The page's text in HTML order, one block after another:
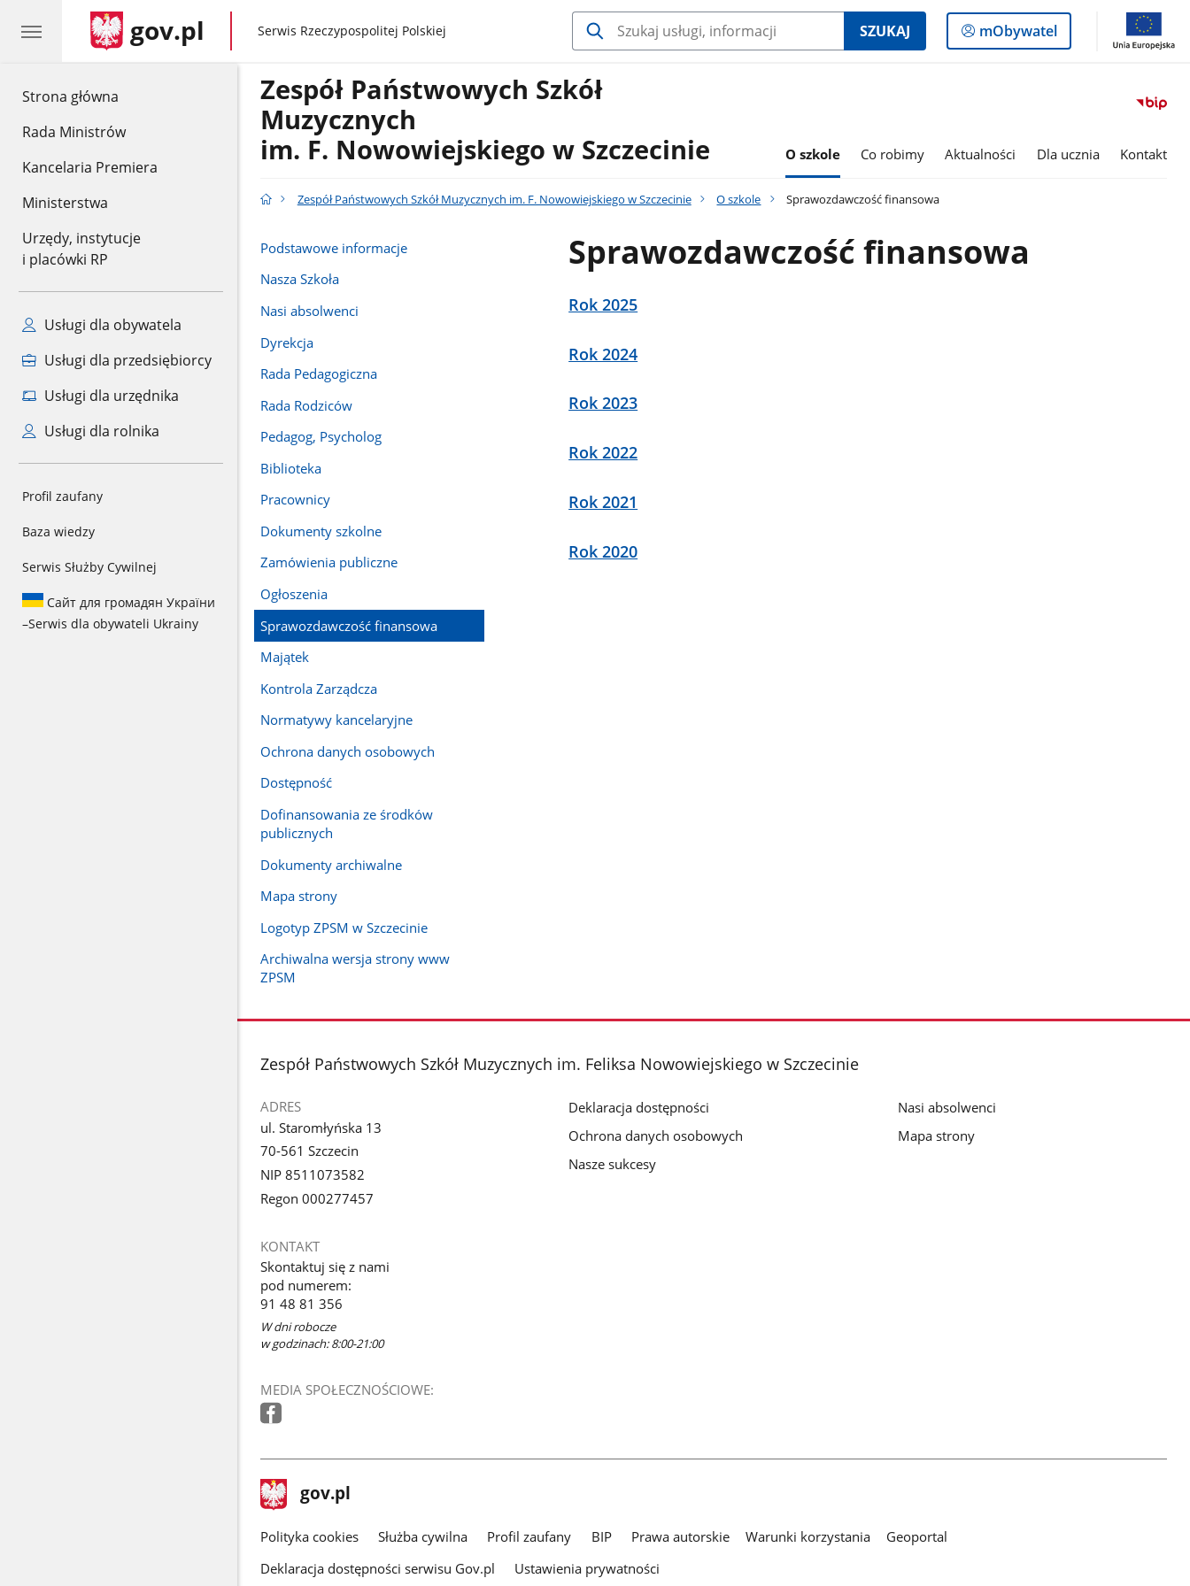
Strona główna
Rada Ministrów
Kancelaria Premiera
Ministerstwa
Urzędy, instytucje
i placówki RP
Usługi dla obywatela
Usługi dla przedsiębiorcy
Usługi dla urzędnika
Usługi dla rolnika
Profil zaufany
Baza wiedzy
Serwis Służby Cywilnej
Сайт для громадян України
–Serwis dla obywateli Ukrainy
gov.pl gov.pl
Serwis Rzeczypospolitej Polskiej SZUKAJ
Logowanie
do
mObywatel
Zespół Państwowych Szkół
Muzycznych
im. F. Nowowiejskiego w Szczecinie
O szkole Co robimy Aktualności Dla ucznia Kontakt
Zespół Państwowych Szkół Muzycznych im. F. Nowowiejskiego w Szczecinie O szkole Sprawozdawczość finansowa
Podstawowe informacje
Nasza Szkoła
Nasi absolwenci
Dyrekcja
Rada Pedagogiczna
Rada Rodziców
Pedagog, Psycholog
Biblioteka
Pracownicy
Dokumenty szkolne
Zamówienia publiczne
Ogłoszenia
Sprawozdawczość finansowa
Majątek
Kontrola Zarządcza
Normatywy kancelaryjne
Ochrona danych osobowych
Dostępność
Dofinansowania ze środków
publicznych
Dokumenty archiwalne
Mapa strony
Logotyp ZPSM w Szczecinie
Archiwalna wersja strony www
ZPSM
Sprawozdawczość finansowa
Rok 2025
Rok 2024
Rok 2023
Rok 2022
Rok 2021
Rok 2020
stopka
Zespół Państwowych Szkół Muzycznych im. Feliksa Nowowiejskiego w Szczecinie
ADRES
ul. Staromłyńska 13
70-561 Szczecin
NIP 8511073582
Regon 000277457
KONTAKT
Skontaktuj się z nami
pod numerem:
91 48 81 356
W dni robocze
w godzinach: 8:00-21:00
MEDIA SPOŁECZNOŚCIOWE:
Deklaracja dostępności
Ochrona danych osobowych
Nasze sukcesy
Nasi absolwenci
Mapa strony
stopka
gov.pl Strona
gov.pl
gov.pl
Polityka cookies Służba cywilna Profil zaufany BIP Prawa autorskie Warunki korzystania
Geoportal
Deklaracja dostępności serwisu Gov.pl
Ustawienia prywatności